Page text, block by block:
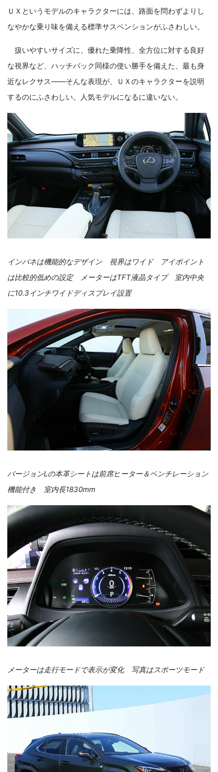
ＵＸというモデルのキャラクターには、路面を問わずよりし
なやかな乗り味を備える標準サスペンションがふさわしい。
扱いやすいサイズに、優れた乗降性、全方位に対する良好
な視界など、ハッチバック同様の使い勝手を備えた、最も身
近なレクサス――そんな表現が、ＵＸのキャラクターを説明
するのにふさわしい。人気モデルになるに違いない。
インパネは機能的なデザイン 視界はワイド アイポイント
は比較的低めの設定 メーターはTFT液晶タイプ 室内中央
に10.3インチワイドディスプレイ設置
バージョンLの本革シートは前席ヒーター＆ベンチレーション
機能付き 室内長1830mm
メーターは走行モードで表示が変化 写真はスポーツモード